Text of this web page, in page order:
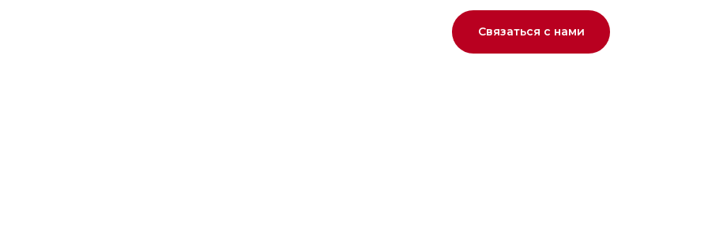
Связаться с нами